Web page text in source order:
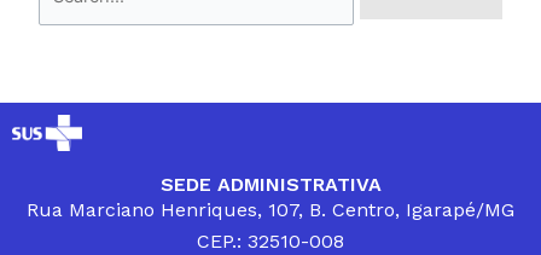
SEDE ADMINISTRATIVA
Rua Marciano Henriques, 107, B. Centro, Igarapé/MG
CEP.: 32510-008